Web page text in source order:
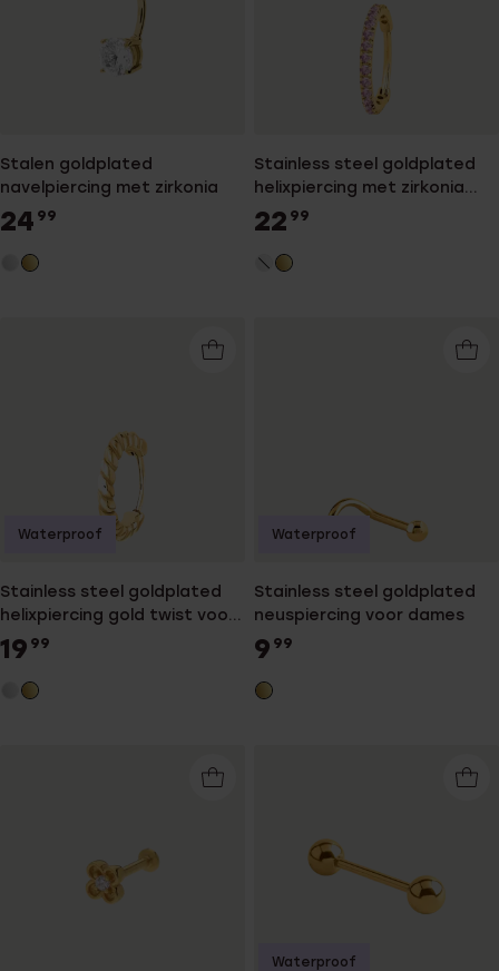
Stalen goldplated
navelpiercing met zirkonia
24 99
Stainless steel goldplated
helixpiercing met zirkonia
voor dames
22 99
Stainless steel goldplated
helixpiercing gold twist voor
dames
19 99
Waterproof
Stainless steel goldplated
neuspiercing voor dames
9 99
Waterproof
Waterproof